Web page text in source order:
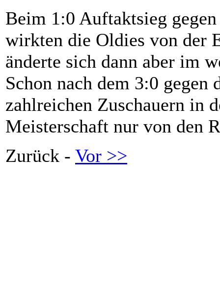
Beim 1:0 Auftaktsieg
wirkten die Oldies von der
änderte sich dann aber im
Schon nach dem 3:0 gegen
zahlreichen Zuschauern in
Meisterschaft nur von den
Zurück - Vor >>